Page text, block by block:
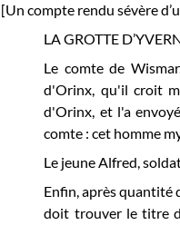
[Un compte rendu sévère
LA GROTTE
Le comte de
d'Orinx, qu'il croit
d'Orinx, et l'a
comte : cet homme
Le jeune Alfred,
Enfin, après quantité
doit trouver le titre